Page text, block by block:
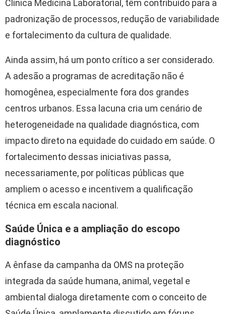
Clínica Medicina Laboratorial , têm contribuído para a
padronização de processos, redução de variabilidade
e fortalecimento da cultura de qualidade.
Ainda assim, há um ponto crítico a ser considerado.
A adesão a programas de acreditação não é
homogênea, especialmente fora dos grandes
centros urbanos. Essa lacuna cria um cenário de
heterogeneidade na qualidade diagnóstica, com
impacto direto na equidade do cuidado em saúde. O
fortalecimento dessas iniciativas passa,
necessariamente, por políticas públicas que
ampliem o acesso e incentivem a qualificação
técnica em escala nacional.
Saúde Única e a ampliação do escopo
diagnóstico
A ênfase da campanha da OMS na proteção
integrada da saúde humana, animal, vegetal e
ambiental dialoga diretamente com o conceito de